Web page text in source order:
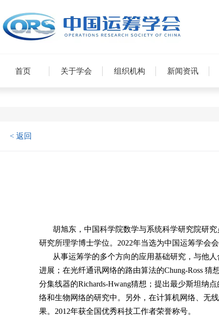
首页 关于学会 组织机构 新闻资讯
< 返回
胡旭东，中国科学院数学与系统科学研究院研究
研究所理学博士学位。2022年当选为中国运筹学会
从事运筹学的多个方向的应用基础研究，与他人
进展；在光纤通讯网络的路由算法的Chung-Ross
分集线器的Richards-Hwang猜想；提出最少斯坦纳
络和生物网络的研究中。另外，在计算机网络、无
果。2012年获全国优秀科技工作者荣誉称号。